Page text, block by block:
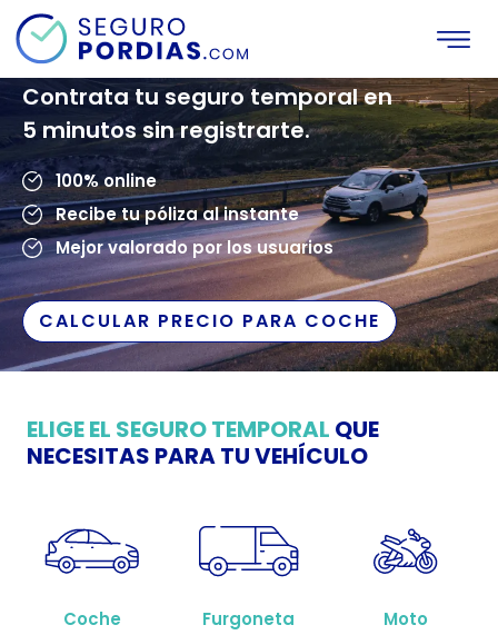
SEGURO POR DÍAS
Contrata tu seguro temporal en
5 minutos sin registrarte.
100% online
Recibe tu póliza al instante
Mejor valorado por los usuarios
CALCULAR PRECIO PARA COCHE
ELIGE EL SEGURO TEMPORAL QUE
NECESITAS PARA TU VEHÍCULO
Coche Furgoneta Moto